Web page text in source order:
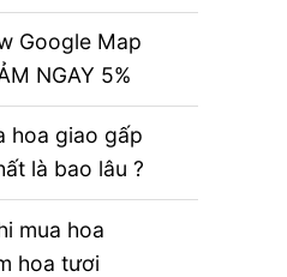
Google Map
NGAY 5%
hoa giao gấp
là bao lâu ?
mua hoa
hoa tươi